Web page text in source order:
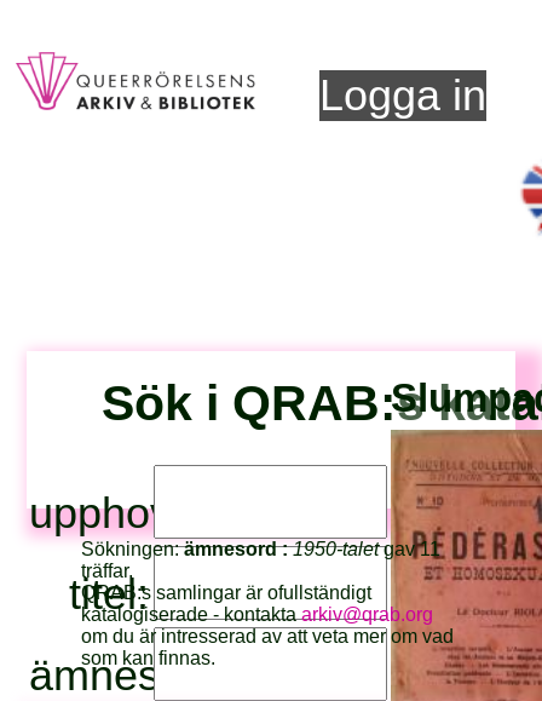
Logga in
Sök i QRAB:s
upphovsperson:
titel:
ämnesord:
Sökningen:ämnesord :1950-taletgav 11
träffar.
QRAB:s samlingar är ofullständigt
katalogiserade - kontaktaarkiv@qrab.org
om du är intresserad av att veta mer om vad
som kan finnas.